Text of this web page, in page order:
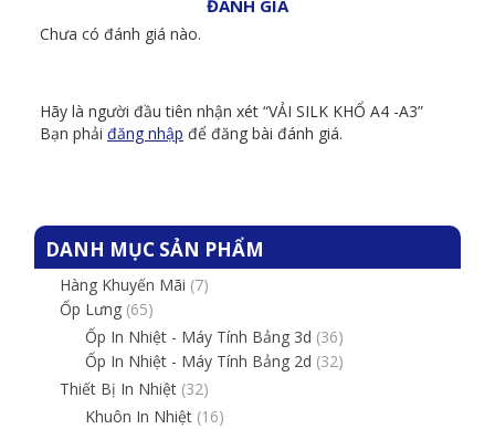
ĐÁNH GIÁ
Chưa có đánh giá nào.
Hãy là người đầu tiên nhận xét “VẢI SILK KHỔ A4 -A3”
Bạn phải đăng nhập để đăng bài đánh giá.
DANH MỤC SẢN PHẨM
Hàng Khuyến Mãi (7)
Ốp Lưng (65)
Ốp In Nhiệt - Máy Tính Bảng 3d (36)
Ốp In Nhiệt - Máy Tính Bảng 2d (32)
Thiết Bị In Nhiệt (32)
Khuôn In Nhiệt (16)